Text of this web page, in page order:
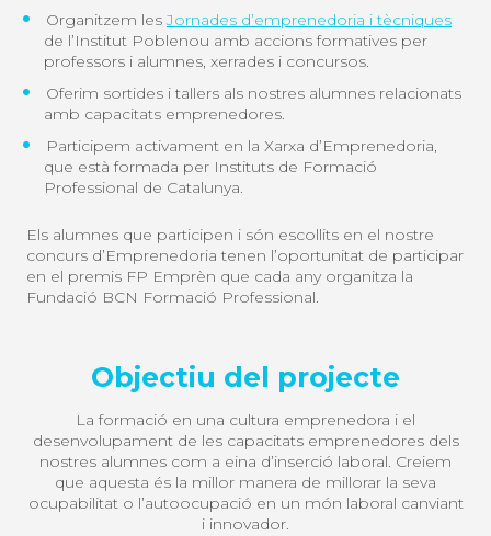
Organitzem lesJornades d’emprenedoria i tècniques
de l’Institut Poblenou amb accions formatives per
professors i alumnes, xerrades i concursos.
Oferim sortides i tallers als nostres alumnes relacionats
amb capacitats emprenedores.
Participem activament en la Xarxa d’Emprenedoria,
que està formada per Instituts de Formació
Professional de Catalunya.
Els alumnes que participen i són escollits en el nostre
concurs d’Emprenedoria tenen l’oportunitat de participar
en el premis FP Emprèn que cada any organitza la
Fundació BCN Formació Professional.
Objectiu del projecte
La formació en una cultura emprenedora i el
desenvolupament de les capacitats emprenedores dels
nostres alumnes com a eina d’inserció laboral. Creiem
que aquesta és la millor manera de millorar la seva
ocupabilitat o l’autoocupació en un món laboral canviant
i innovador.